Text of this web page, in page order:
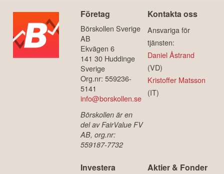
Företag
Börskollen Sverige
AB
Ekvägen 6
141 30 Huddinge
Sverige
Org.nr: 559236-
5141
info@borskollen.se
Börskollen är en
del av FairValue FV
AB, org.nr:
559187-7732
Kontakta oss
Ansvariga för
tjänsten:
Daniel Åstrand
(VD)
Kristoffer Matsson
(IT)
Investera Aktier & Fonder